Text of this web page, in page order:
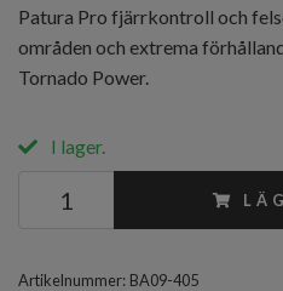
Patura Pro fjärrkontroll och
områden och extrema
Tornado Power.
I lager.
Artikelnummer: BA09-405